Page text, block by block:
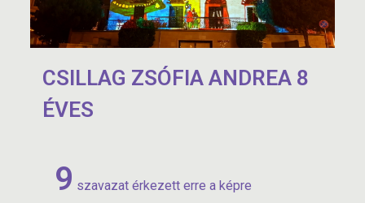
CSILLAG ZSÓFIA ANDREA 8
ÉVES
9 szavazat érkezett erre a képre